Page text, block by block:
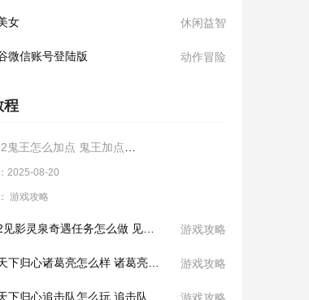
女 休闲益智
微信账号登陆版 动作冒险
程
2025-08-20
游戏攻略
游戏攻略
游戏攻略